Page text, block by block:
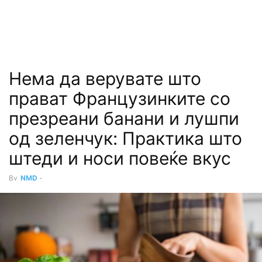
Нема да верувате што
прават Французинките со
презреани банани и лушпи
од зеленчук: Практика што
штеди и носи повеќе вкус
By NMD -